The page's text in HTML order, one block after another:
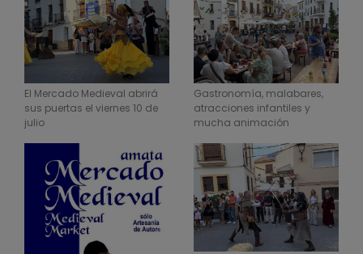
El Mercado Medieval abrirá
sus puertas el viernes 10 de
julio
Gastronomía, malabares,
atracciones infantiles y
mucha animación